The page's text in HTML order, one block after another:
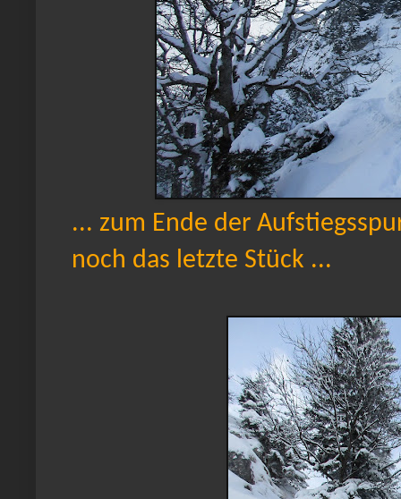
... zum Ende der
noch das letzte Stück ...